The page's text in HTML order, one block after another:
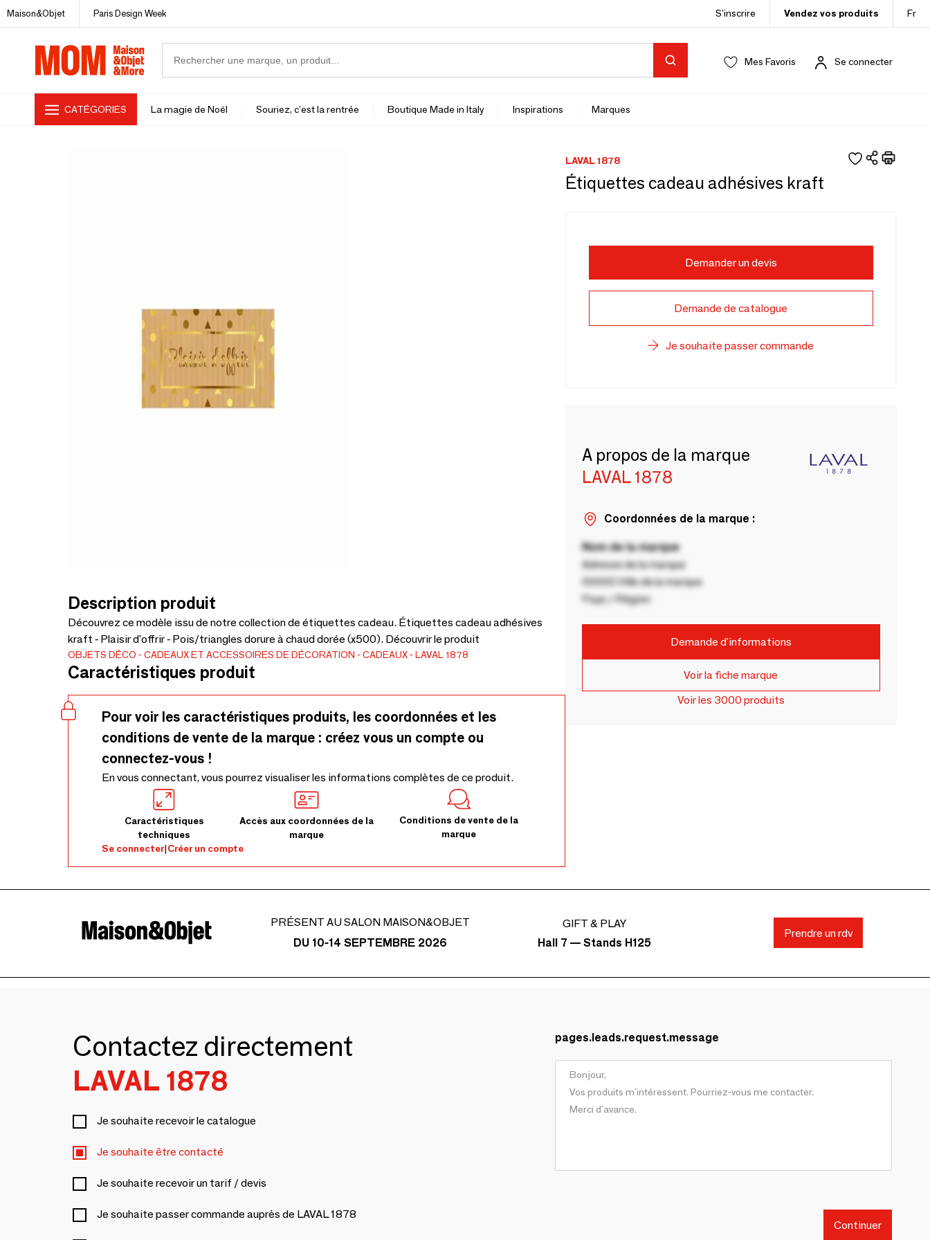
Maison&Objet Paris Design Week S’inscrire Vendez vos produits Fr
Mes Favoris Se connecter
CATÉGORIES La magie de Noël Souriez, c'est la rentrée Boutique Made in Italy Inspirations Marques
Description produit
Découvrez ce modèle issu de notre collection de étiquettes cadeau. Étiquettes cadeau adhésives
kraft - Plaisir d'offrir - Pois/triangles dorure à chaud dorée (x500). Découvrir le produit
OBJETS DÉCO CADEAUX ET ACCESSOIRES DE DÉCORATION CADEAUX LAVAL 1878
Caractéristiques produit
Pour voir les caractéristiques produits, les coordonnées et les
conditions de vente de la marque : créez vous un compte ou
connectez-vous !
En vous connectant, vous pourrez visualiser les informations complètes de ce produit.
Caractéristiques
techniques
Accès aux coordonnées de la
marque
Conditions de vente de la
marque
Se connecter|Créer un compte
LAVAL 1878
Étiquettes cadeau adhésives kraft
Demander un devis
Demande de catalogue
Je souhaite passer commande
A propos de la marque
LAVAL 1878
Coordonnées de la marque :
Nom de la marque
Adresse de la marque
00000 Ville de la marque
Pays / Région
Demande d'informations
Voir la fiche marque
Voir les 3000 produits
PRÉSENT AU SALON MAISON&OBJET
DU 10-14 SEPTEMBRE 2026
GIFT & PLAY
Hall 7 — Stands H125
Prendre un rdv
Contactez directement
LAVAL 1878
Je souhaite recevoir le catalogue
Je souhaite être contacté
Je souhaite recevoir un tarif / devis
Je souhaite passer commande auprès de LAVAL 1878
pages.leads.request.message
Continuer